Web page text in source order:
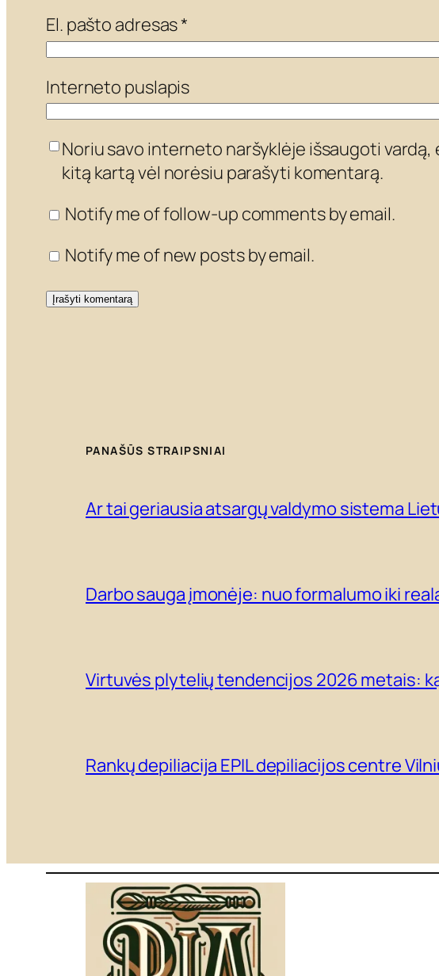
El. pašto adresas*
Interneto puslapis
Noriu savo interneto naršyklėje išsaugoti
kitą kartą vėl norėsiu parašyti komentarą.
Notify me of follow-up comments by email.
Notify me of new posts by email.
PANAŠŪS STRAIPSNIAI
Ar tai geriausia atsargų valdymo sistema
Darbo sauga įmonėje: nuo formalumo iki
Virtuvės plytelių tendencijos 2026 metais:
Rankų depiliacija EPIL depiliacijos centre